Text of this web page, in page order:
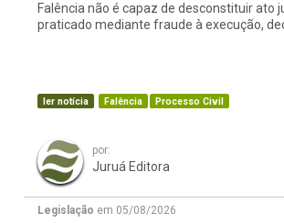
Falência não é capaz de desconstituir ato
praticado mediante fraude à execução,
ler notícia Falência Processo Civil
por:
Juruá Editora
Legislação em 05/08/2026